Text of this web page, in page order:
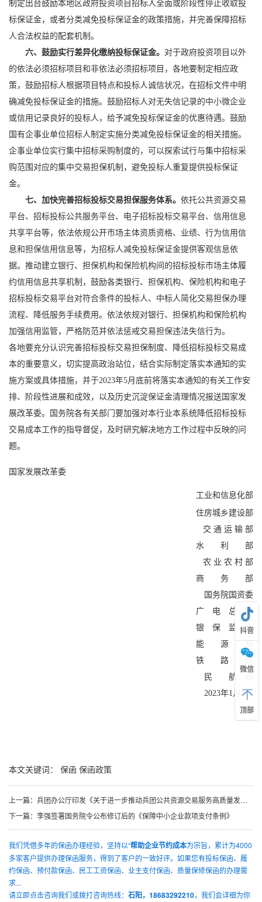
制定出台鼓励本地区政府投资项目招标人全面或阶段性停止收取投
标保证金，或者分类减免投标保证金的政策措施，并完善保障招标
人合法权益的配套机制。
六、鼓励实行差异化缴纳投标保证金。 对于政府投资项目以外
的依法必须招标项目和非依法必须招标项目，各地要制定相应政
策，鼓励招标人根据项目特点和投标人诚信状况，在招标文件中明
确减免投标保证金的措施。鼓励招标人对无失信记录的中小微企业
或信用记录良好的投标人，给予减免投标保证金的优惠待遇。鼓励
国有企事业单位招标人制定实施分类减免投标保证金的相关措施。
企事业单位实行集中招标采购制度的，可以探索试行与集中招标采
购范围对应的集中交易担保机制，避免投标人重复提供投标保证
金。
七、加快完善招标投标交易担保服务体系。 依托公共资源交易
平台、招标投标公共服务平台、电子招标投标交易平台、信用信息
共享平台等，依法依规公开市场主体资质资格、业绩、行为信用信
息和担保信用信息等，为招标人减免投标保证金提供客观信息依
据。推动建立银行、担保机构和保险机构间的招标投标市场主体履
约信用信息共享机制，鼓励各类银行、担保机构、保险机构和电子
招标投标交易平台对符合条件的投标人、中标人简化交易担保办理
流程、降低服务手续费用。依法依规对银行、担保机构和保险机构
加强信用监管，严格防范并依法惩戒交易担保违法失信行为。
各地要充分认识完善招标投标交易担保制度、降低招标投标交易成
本的重要意义，切实提高政治站位，结合实际制定落实本通知的实
施方案或具体措施，并于2023年5月底前将落实本通知的有关工作安
排、阶段性进展和成效，以及历史沉淀保证金清理情况报送国家发
展改革委。国务院各有关部门要加强对本行业本系统降低招标投标
交易成本工作的指导督促，及时研究解决地方工作过程中反映的问
题。
国家发展改革委
工业和信息化部
住房城乡建设部
交 通 运 输 部
水 利 部
农 业 农 村 部
商 务 部
国务院国资委
广 电 总 局
银 保 监 会
能 源 局
铁 路 局
民 航 局
2023年1月6日
本文关键词： 保函 保函政策
上一篇： 兵团办公厅印发《关于进一步推动兵团公共资源交易服务高质量发展的实施意见》的通知
下一篇： 李强签署国务院令公布修订后的《保障中小企业款项支付条例》
我们凭借多年的保函办理经验，坚持以“帮助企业节约成本为宗旨，累计为4000
多家客户提供办理保函服务，得到了客户的一致好评。如果您有投标保函、履
约保函、预付款保函、民工工资保函、业主支付保函、质量保修保函的办理需
求...
请立即点击咨询我们或拨打咨询热线： 石阳，18683292210，我们会详细为你
抖音
微信
顶部